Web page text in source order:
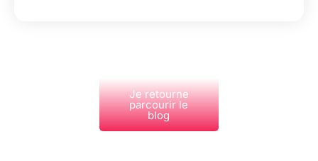
Je retourne
parcourir le
blog